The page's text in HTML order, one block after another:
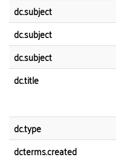
dc.subject
dc.subject
dc.subject
dc.title
dc.type
dcterms.created